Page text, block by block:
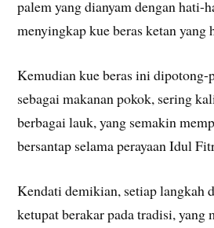
palem yang dianyam dengan hati-
menyingkap kue beras ketan yang
Kemudian kue beras ini dipotong-
sebagai makanan pokok, sering
berbagai lauk, yang semakin
bersantap selama perayaan Idul
Kendati demikian, setiap langkah
ketupat berakar pada tradisi, yang